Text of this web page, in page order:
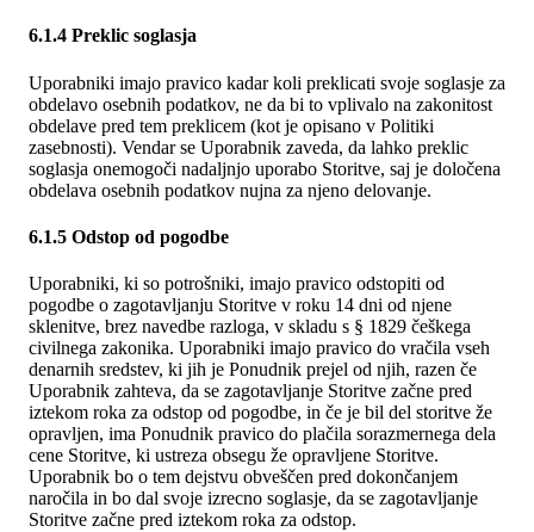
6.1.4 Preklic soglasja
Uporabniki imajo pravico kadar koli preklicati svoje soglasje za
obdelavo osebnih podatkov, ne da bi to vplivalo na zakonitost
obdelave pred tem preklicem (kot je opisano v Politiki
zasebnosti). Vendar se Uporabnik zaveda, da lahko preklic
soglasja onemogoči nadaljnjo uporabo Storitve, saj je določena
obdelava osebnih podatkov nujna za njeno delovanje.
6.1.5 Odstop od pogodbe
Uporabniki, ki so potrošniki, imajo pravico odstopiti od
pogodbe o zagotavljanju Storitve v roku 14 dni od njene
sklenitve, brez navedbe razloga, v skladu s § 1829 češkega
civilnega zakonika. Uporabniki imajo pravico do vračila vseh
denarnih sredstev, ki jih je Ponudnik prejel od njih, razen če
Uporabnik zahteva, da se zagotavljanje Storitve začne pred
iztekom roka za odstop od pogodbe, in če je bil del storitve že
opravljen, ima Ponudnik pravico do plačila sorazmernega dela
cene Storitve, ki ustreza obsegu že opravljene Storitve.
Uporabnik bo o tem dejstvu obveščen pred dokončanjem
naročila in bo dal svoje izrecno soglasje, da se zagotavljanje
Storitve začne pred iztekom roka za odstop.